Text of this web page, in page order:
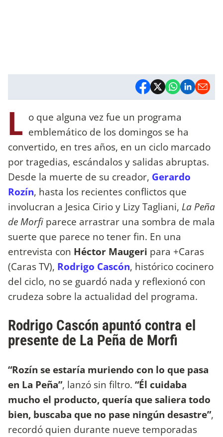
L o que alguna vez fue un programa
emblemático de los domingos se ha
convertido, en tres años, en un ciclo marcado
por tragedias, escándalos y salidas abruptas.
Desde la muerte de su creador, Gerardo
Rozín, hasta los recientes conflictos que
involucran a Jesica Cirio y Lizy Tagliani, La Peña
de Morfi parece arrastrar una sombra de mala
suerte que parece no tener fin. En una
entrevista con Héctor Maugeri para +Caras
(Caras TV), Rodrigo Cascón, histórico cocinero
del ciclo, no se guardó nada y reflexionó con
crudeza sobre la actualidad del programa.
Rodrigo Cascón apuntó contra el
presente de La Peña de Morfi
“Rozín se estaría muriendo con lo que pasa
en La Peña”, lanzó sin filtro. “Él cuidaba
mucho el producto, quería que saliera todo
bien, buscaba que no pase ningún desastre”,
recordó quien durante nueve temporadas